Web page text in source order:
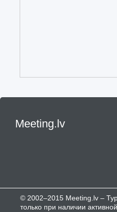
Meeting.lv
© 2002–2015 Meeting.lv –
только при наличии